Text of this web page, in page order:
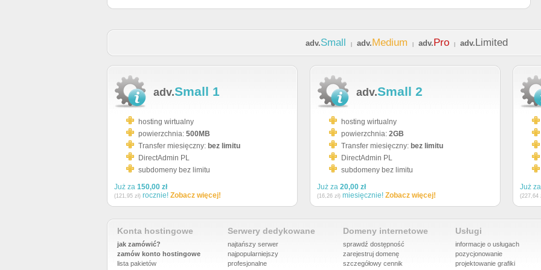
adv.Small adv.Medium adv.Pro adv.Limited
adv.Small 1
hosting wirtualny
powierzchnia: 500MB
Transfer miesięczny: bez limitu
DirectAdmin PL
subdomeny bez limitu
Już za 150,00 zł
(121,95 zł) rocznie! Zobacz więcej!
adv.Small 2
hosting wirtualny
powierzchnia: 2GB
Transfer miesięczny: bez limitu
DirectAdmin PL
subdomeny bez limitu
Już za 20,00 zł
(16,26 zł) miesięcznie! Zobacz więcej!
Już za
(227,64
Konta hostingowe
jak zamówić?
zamów konto hostingowe
lista pakietów
Serwery dedykowane
najtańszy serwer
najpopularniejszy
profesjonalne
Domeny internetowe
sprawdź dostępność
zarejestruj domenę
szczegółowy cennik
Usługi
informacje o usługach
pozycjonowanie
projektowanie grafiki